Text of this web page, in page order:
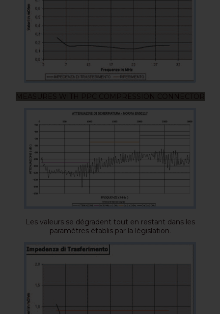
Les valeurs se dégradent tout en restant dans les
paramètres établis par la législation.